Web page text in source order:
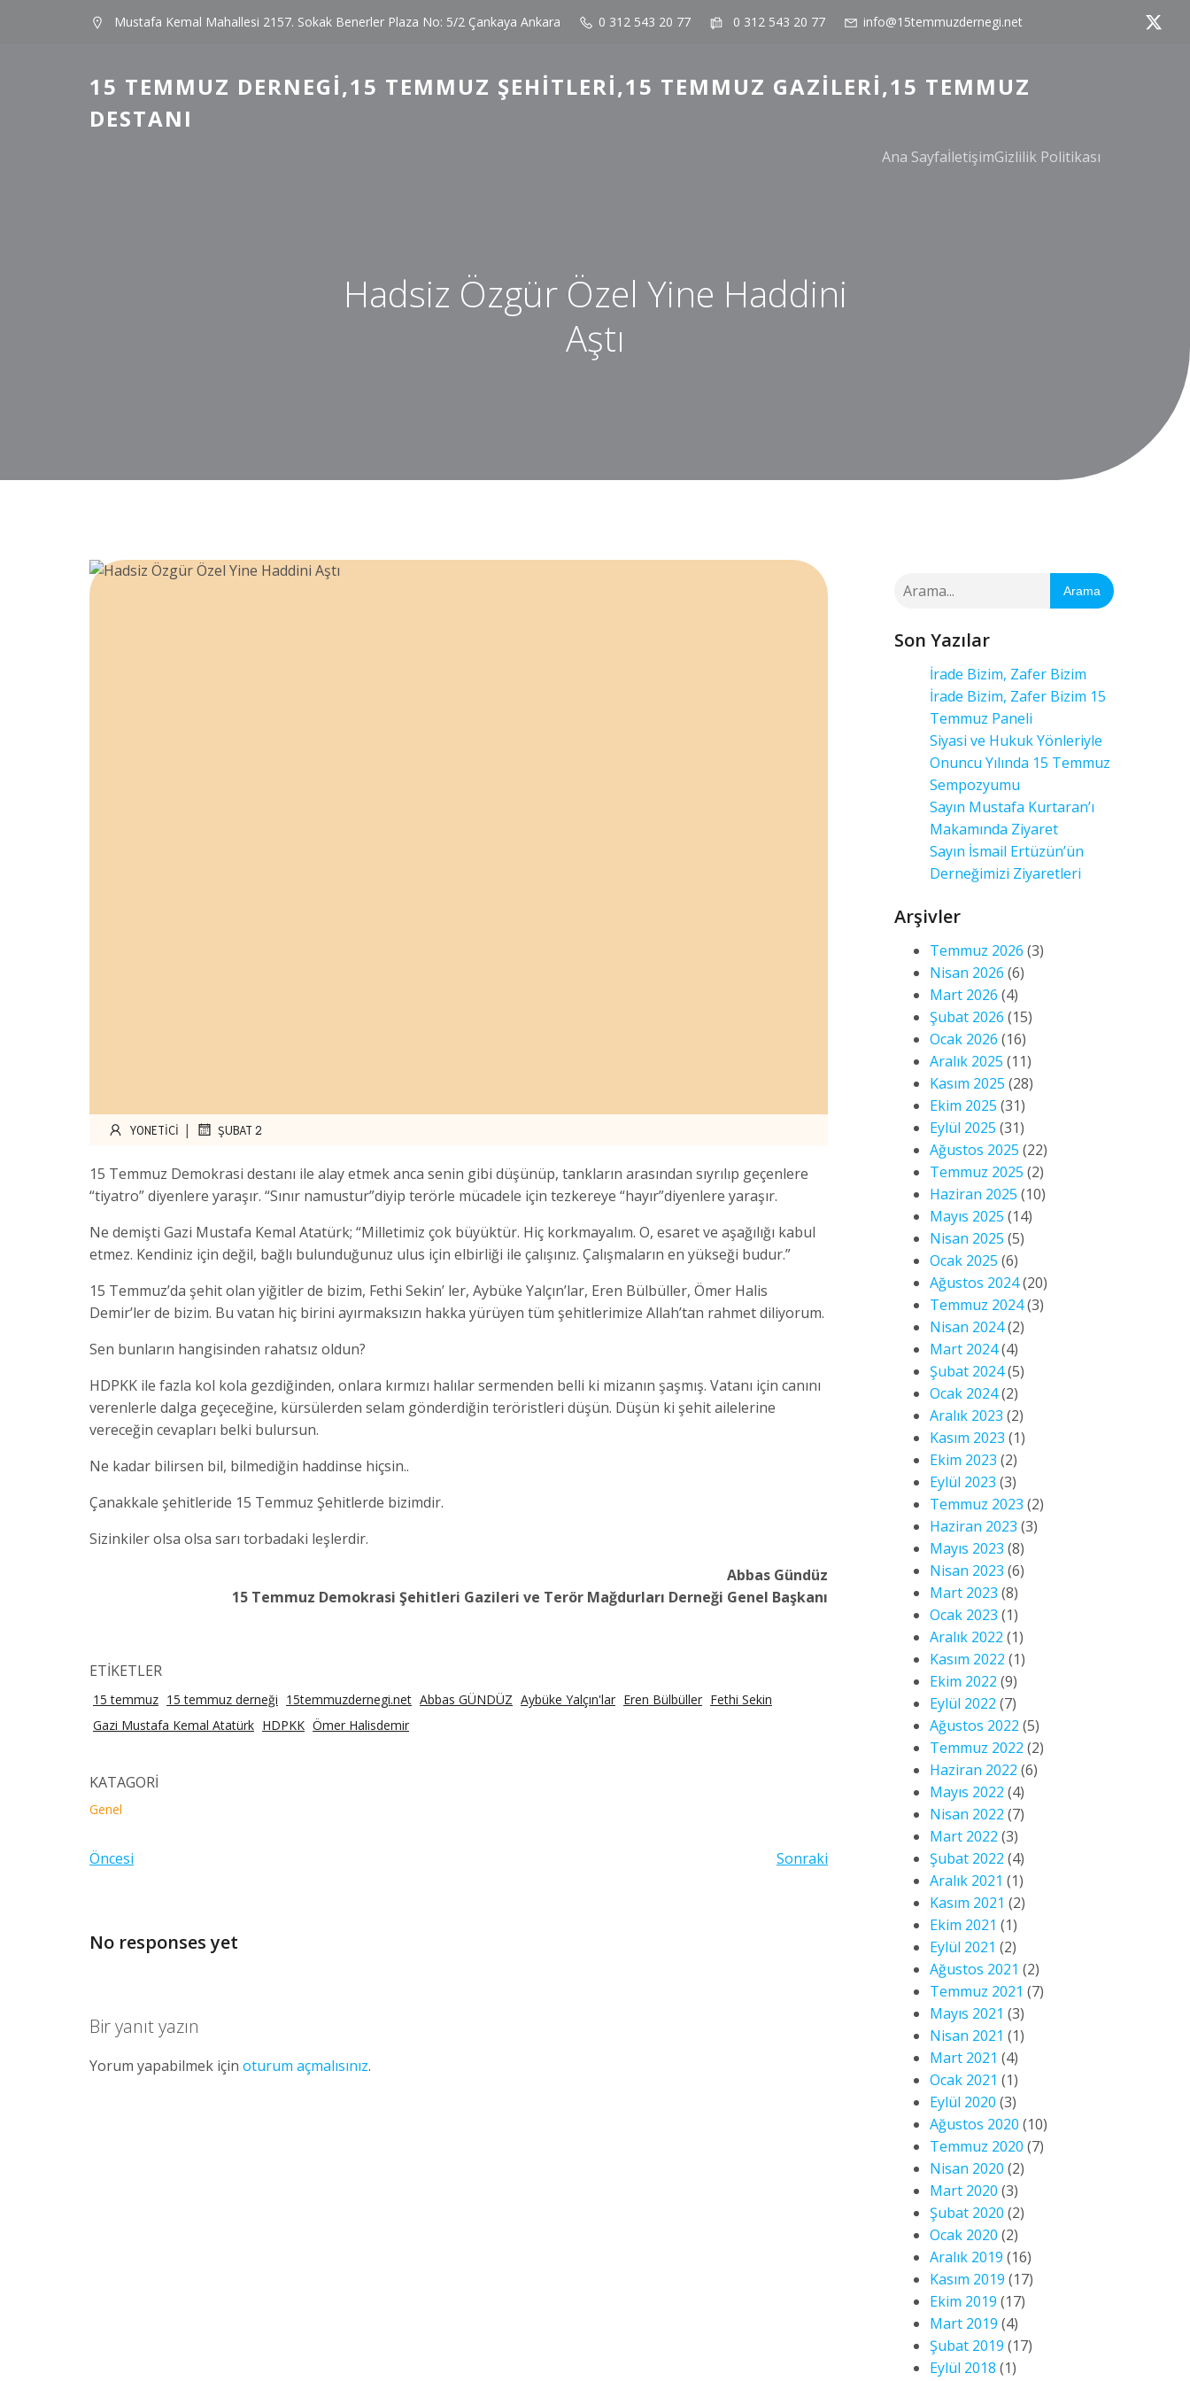
Mustafa Kemal Mahallesi 2157. Sokak Benerler Plaza No: 5/2 Çankaya Ankara 0 312 543 20 77 0 312 543 20 77 info@15temmuzdernegi.net
15 TEMMUZ DERNEGI,15 TEMMUZ ŞEHITLERI,15 TEMMUZ GAZILERI,15 TEMMUZ
DESTANI
Ana SayfaİletişimGizlilik Politikası
Hadsiz Özgür Özel Yine Haddini
Aştı
YONETICI | ŞUBAT 2
15 Temmuz Demokrasi destanı ile alay etmek anca senin gibi düşünüp, tankların arasından sıyrılıp geçenlere
“tiyatro” diyenlere yaraşır. “Sınır namustur”diyip terörle mücadele için tezkereye “hayır”diyenlere yaraşır.
Ne demişti Gazi Mustafa Kemal Atatürk; “Milletimiz çok büyüktür. Hiç korkmayalım. O, esaret ve aşağılığı kabul
etmez. Kendiniz için değil, bağlı bulunduğunuz ulus için elbirliği ile çalışınız. Çalışmaların en yükseği budur.”
15 Temmuz’da şehit olan yiğitler de bizim, Fethi Sekin’ ler, Aybüke Yalçın’lar, Eren Bülbüller, Ömer Halis
Demir’ler de bizim. Bu vatan hiç birini ayırmaksızın hakka yürüyen tüm şehitlerimize Allah’tan rahmet diliyorum.
Sen bunların hangisinden rahatsız oldun?
HDPKK ile fazla kol kola gezdiğinden, onlara kırmızı halılar sermenden belli ki mizanın şaşmış. Vatanı için canını
verenlerle dalga geçeceğine, kürsülerden selam gönderdiğin teröristleri düşün. Düşün ki şehit ailelerine
vereceğin cevapları belki bulursun.
Ne kadar bilirsen bil, bilmediğin haddinse hiçsin..
Çanakkale şehitleride 15 Temmuz Şehitlerde bizimdir.
Sizinkiler olsa olsa sarı torbadaki leşlerdir.
Abbas Gündüz
15 Temmuz Demokrasi Şehitleri Gazileri ve Terör Mağdurları Derneği Genel Başkanı
ETİKETLER
15 temmuz 15 temmuz derneği 15temmuzdernegi.net Abbas GÜNDÜZ Aybüke Yalçın'lar Eren Bülbüller Fethi Sekin
Gazi Mustafa Kemal Atatürk HDPKK Ömer Halisdemir
KATAGORİ
Genel
Öncesi Sonraki
No responses yet
Bir yanıt yazın
Yorum yapabilmek için oturum açmalısınız.
Arama
Son Yazılar
İrade Bizim, Zafer Bizim
İrade Bizim, Zafer Bizim 15
Temmuz Paneli
Siyasi ve Hukuk Yönleriyle
Onuncu Yılında 15 Temmuz
Sempozyumu
Sayın Mustafa Kurtaran’ı
Makamında Ziyaret
Sayın İsmail Ertüzün’ün
Derneğimizi Ziyaretleri
Arşivler
Temmuz 2026 (3)
Nisan 2026 (6)
Mart 2026 (4)
Şubat 2026 (15)
Ocak 2026 (16)
Aralık 2025 (11)
Kasım 2025 (28)
Ekim 2025 (31)
Eylül 2025 (31)
Ağustos 2025 (22)
Temmuz 2025 (2)
Haziran 2025 (10)
Mayıs 2025 (14)
Nisan 2025 (5)
Ocak 2025 (6)
Ağustos 2024(20)
Temmuz 2024(3)
Nisan 2024(2)
Mart 2024(4)
Şubat 2024(5)
Ocak 2024(2)
Aralık 2023 (2)
Kasım 2023 (1)
Ekim 2023 (2)
Eylül 2023 (3)
Temmuz 2023 (2)
Haziran 2023 (3)
Mayıs 2023 (8)
Nisan 2023 (6)
Mart 2023 (8)
Ocak 2023 (1)
Aralık 2022 (1)
Kasım 2022 (1)
Ekim 2022 (9)
Eylül 2022 (7)
Ağustos 2022 (5)
Temmuz 2022 (2)
Haziran 2022 (6)
Mayıs 2022 (4)
Nisan 2022 (7)
Mart 2022 (3)
Şubat 2022 (4)
Aralık 2021 (1)
Kasım 2021 (2)
Ekim 2021 (1)
Eylül 2021 (2)
Ağustos 2021 (2)
Temmuz 2021 (7)
Mayıs 2021 (3)
Nisan 2021 (1)
Mart 2021 (4)
Ocak 2021 (1)
Eylül 2020 (3)
Ağustos 2020 (10)
Temmuz 2020 (7)
Nisan 2020 (2)
Mart 2020 (3)
Şubat 2020 (2)
Ocak 2020 (2)
Aralık 2019 (16)
Kasım 2019 (17)
Ekim 2019 (17)
Mart 2019 (4)
Şubat 2019 (17)
Eylül 2018 (1)